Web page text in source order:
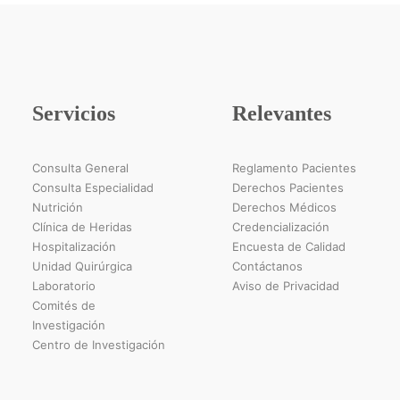
Servicios
Consulta General
Consulta Especialidad
Nutrición
Clínica de Heridas
Hospitalización
Unidad Quirúrgica
Laboratorio
Comités de
Investigación
Centro de Investigación
Relevantes
Reglamento Pacientes
Derechos Pacientes
Derechos Médicos
Credencialización
Encuesta de Calidad
Contáctanos
Aviso de Privacidad